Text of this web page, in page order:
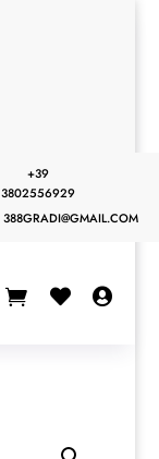
+39
3802556929
388GRADI@GMAIL.COM
 